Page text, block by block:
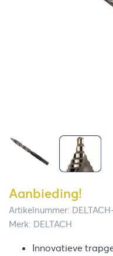
Aanbieding!
Artikelnummer:
Merk: DELTACH
Innovatieve